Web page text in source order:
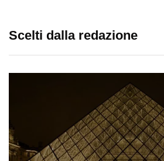
Scelti dalla redazione